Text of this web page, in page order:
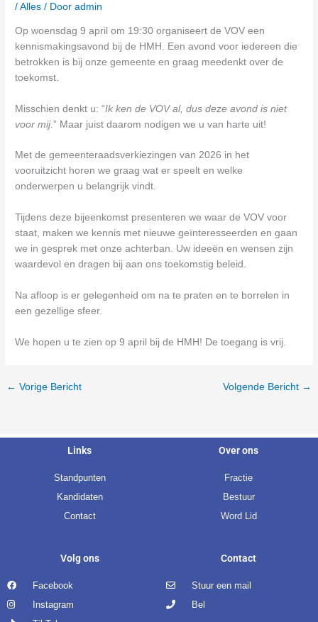
/Alles / Dooradmin
Op woensdag 9 april om 19:30 organiseert de VOV een
kennismakingsavond bij de HMH. Een avond voor iedereen die
betrokken is bij onze gemeente en graag meedenkt over de
toekomst.
Misschien denkt u: “Ik ken de VOV al, dus deze avond is niet
voor mij.” Maar juist daarom nodigen we u van harte uit!
Met de gemeenteraadsverkiezingen van 2026 in het
vooruitzicht horen we graag wat er speelt en welke
onderwerpen u belangrijk vindt.
Tijdens deze bijeenkomst presenteren we waar de VOV voor
staat, maken we kennis met nieuwe geïnteresseerden en gaan
we in gesprek met onze achterban. Uw ideeën en wensen zijn
waardevol en dragen bij aan ons toekomstig beleid.
Na afloop is er gelegenheid om na te praten en te borrelen in
een gezellige sfeer.
We hopen u te zien op 9 april bij de HMH! De toegang is vrij.
← Vorige Bericht Volgende Bericht →
Links
Standpunten
Kandidaten
Contact
Over ons
Fractie
Bestuur
Word Lid
Volg ons
Facebook
Instagram
Contact
Stuur een mail
Bel